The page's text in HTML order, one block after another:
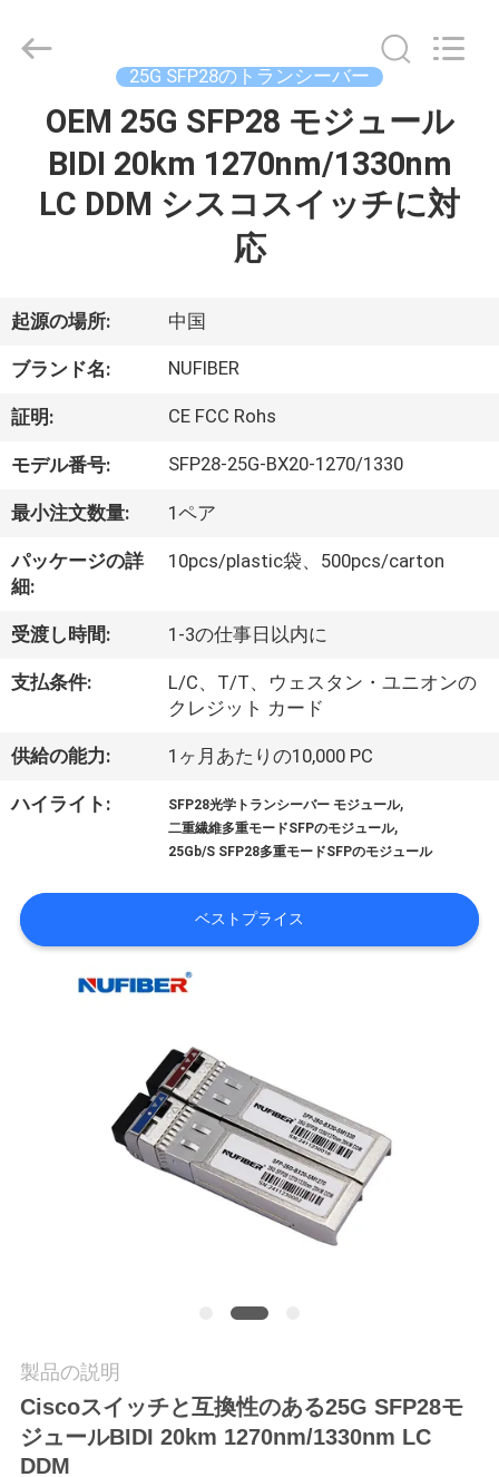
ク
ト
私
達
に
つ
い
て
工
場
行
絡
し
な
Shenzhen
25G SFP28のトランシーバー
OEM 25G SFP28 モジュール
BIDI 20km 1270nm/1330nm
LC DDM シスコスイッチに対
応
起源の場所: 中国
ブランド名: NUFIBER
証明: CE FCC Rohs
モデル番号: SFP28-25G-BX20-1270/1330
最小注文数量: 1ペア
パッケージの詳
細:
10pcs/plastic袋、500pcs/carton
受渡し時間: 1-3の仕事日以内に
支払条件:
L/C、T/T、ウェスタン・ユニオンの
クレジット カード
供給の能力: 1ヶ月あたりの10,000 PC
ハイライト: SFP28光学トランシーバー モジュール,
二重繊維多重モードSFPのモジュール,
25Gb/S SFP28多重モードSFPのモジュール
ベストプライス
製品の説明
Ciscoスイッチと互換性のある25G SFP28モ
ジュールBIDI 20km 1270nm/1330nm LC
DDM